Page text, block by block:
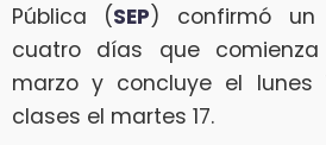
Pública (SEP) confirmó un
cuatro días que
marzo y concluye el lunes
clases el martes 17.